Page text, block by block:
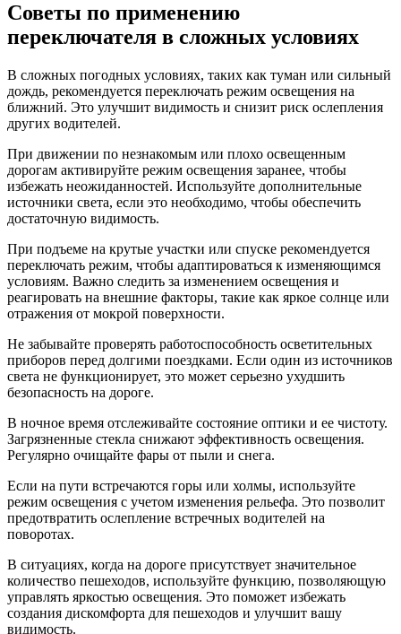
Советы по применению
переключателя в сложных условиях
В сложных погодных условиях, таких как туман или сильный
дождь, рекомендуется переключать режим освещения на
ближний. Это улучшит видимость и снизит риск ослепления
других водителей.
При движении по незнакомым или плохо освещенным
дорогам активируйте режим освещения заранее, чтобы
избежать неожиданностей. Используйте дополнительные
источники света, если это необходимо, чтобы обеспечить
достаточную видимость.
При подъеме на крутые участки или спуске рекомендуется
переключать режим, чтобы адаптироваться к изменяющимся
условиям. Важно следить за изменением освещения и
реагировать на внешние факторы, такие как яркое солнце или
отражения от мокрой поверхности.
Не забывайте проверять работоспособность осветительных
приборов перед долгими поездками. Если один из источников
света не функционирует, это может серьезно ухудшить
безопасность на дороге.
В ночное время отслеживайте состояние оптики и ее чистоту.
Загрязненные стекла снижают эффективность освещения.
Регулярно очищайте фары от пыли и снега.
Если на пути встречаются горы или холмы, используйте
режим освещения с учетом изменения рельефа. Это позволит
предотвратить ослепление встречных водителей на
поворотах.
В ситуациях, когда на дороге присутствует значительное
количество пешеходов, используйте функцию, позволяющую
управлять яркостью освещения. Это поможет избежать
создания дискомфорта для пешеходов и улучшит вашу
видимость.